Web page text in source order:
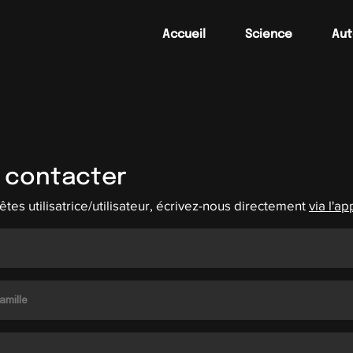
Accueil Science
contacter
utilisatrice/utilisateur, écrivez-nous directement via